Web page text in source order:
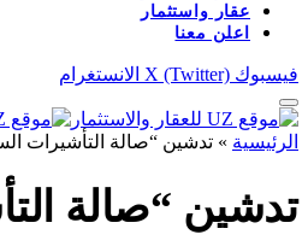
عقار واستثمار
اعلن معنا
فيسبوك X (Twitter) الانستغرام
الرئيسية » تدشين “صالة التأشيرات
تدشين “صالة